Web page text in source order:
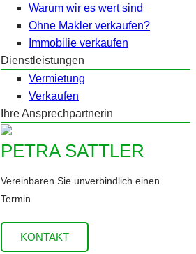
Warum wir es wert sind
Ohne Makler verkaufen?
Immobilie verkaufen
Dienstleistungen
Vermietung
Verkaufen
Ihre Ansprechpartnerin
PETRA SATTLER
Vereinbaren Sie unverbindlich einen
Termin
KONTAKT